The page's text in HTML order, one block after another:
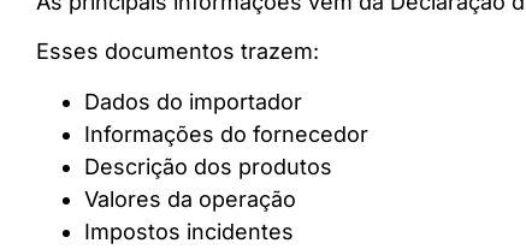
Esses documentos trazem:
Dados do importador
Informações do fornecedor
Descrição dos produtos
Valores da operação
Impostos incidentes